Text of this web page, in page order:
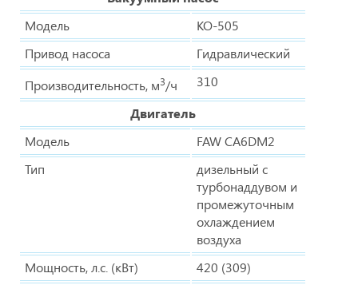
Модель
КО-505
Привод насоса
Гидравлический
Производительность, м3/ч
310
Двигатель
Модель
FAW CA6DM2
Тип
дизельный с
турбонаддувом и
промежуточным
охлаждением
воздуха
Мощность, л.с. (кВт)
420 (309)